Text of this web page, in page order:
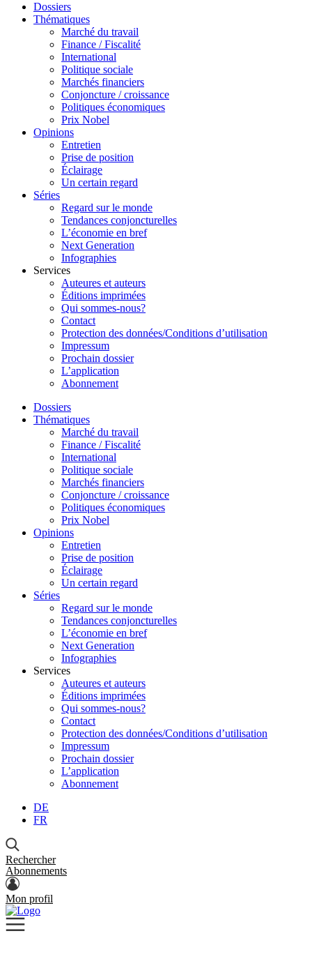
Dossiers
Thématiques
Marché du travail
Finance / Fiscalité
International
Politique sociale
Marchés financiers
Conjoncture / croissance
Politiques économiques
Prix Nobel
Opinions
Entretien
Prise de position
Éclairage
Un certain regard
Séries
Regard sur le monde
Tendances conjoncturelles
L’économie en bref
Next Generation
Infographies
Services
Auteures et auteurs
Éditions imprimées
Qui sommes-nous?
Contact
Protection des données/Conditions d’utilisation
Impressum
Prochain dossier
L’application
Abonnement
Dossiers
Thématiques
Marché du travail
Finance / Fiscalité
International
Politique sociale
Marchés financiers
Conjoncture / croissance
Politiques économiques
Prix Nobel
Opinions
Entretien
Prise de position
Éclairage
Un certain regard
Séries
Regard sur le monde
Tendances conjoncturelles
L’économie en bref
Next Generation
Infographies
Services
Auteures et auteurs
Éditions imprimées
Qui sommes-nous?
Contact
Protection des données/Conditions d’utilisation
Impressum
Prochain dossier
L’application
Abonnement
DE
FR
Rechercher
Abonnements
Mon profil